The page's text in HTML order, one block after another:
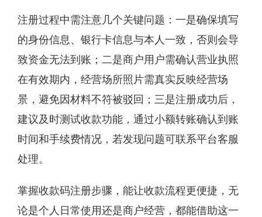
注册过程中需注意几个关键问题：一是确保填写
的身份信息、银行卡信息与本人一致，否则会导
致资金无法到账；二是商户用户需确认营业执照
在有效期内，经营场所照片需真实反映经营场
景，避免因材料不符被驳回；三是注册成功后，
建议及时测试收款功能，通过小额转账确认到账
时间和手续费情况，若发现问题可联系平台客服
处理。
掌握收款码注册步骤，能让收款流程更便捷，无
论是个人日常使用还是商户经营，都能借助这一